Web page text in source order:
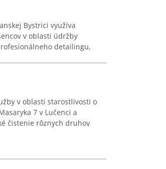
Bystrici využíva
v oblasti údržby
detailingu,
v oblasti starostlivosti o
7 v Lučenci a
čistenie rôznych druhov